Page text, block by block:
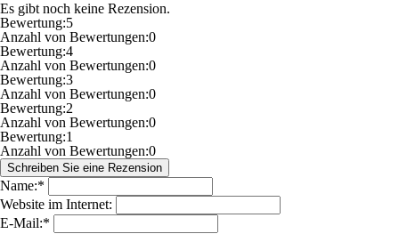
Es gibt noch keine Rezension.
Bewertung:5
Anzahl von Bewertungen:0
Bewertung:4
Anzahl von Bewertungen:0
Bewertung:3
Anzahl von Bewertungen:0
Bewertung:2
Anzahl von Bewertungen:0
Bewertung:1
Anzahl von Bewertungen:0
Name:*
Website im Internet:
E-Mail:*